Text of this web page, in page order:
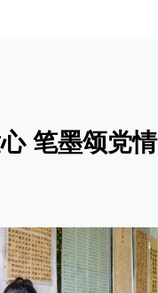
笔墨颂党情